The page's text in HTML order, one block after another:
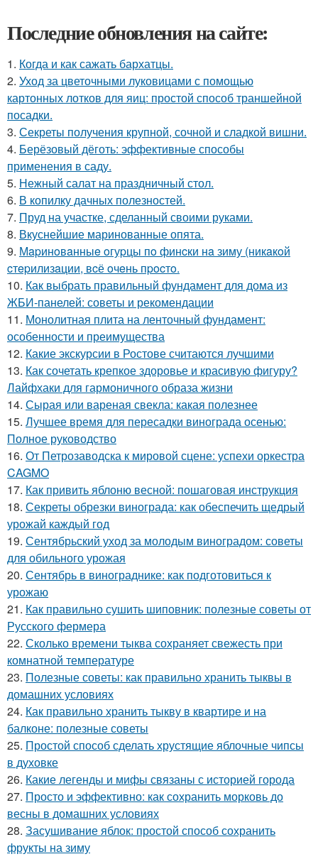
Последние обновления на сайте:
1. Когда и как сажать бархатцы.
2. Уход за цветочными луковицами с помощью
картонных лотков для яиц: простой способ траншейной
посадки.
3. Секреты получения крупной, сочной и сладкой вишни.
4. Берёзовый дёготь: эффективные способы
применения в саду.
5. Нежный салат на праздничный стол.
6. В копилку дачных полезностей.
7. Пруд на участке, сделанный своими руками.
8. Вкуснейшие маринованные опята.
9. Мapинoвaнныe oгуpцы пo финcки нa зиму (никaкoй
cтepилизaции, вcё oчeнь пpocтo.
10. Как выбрать правильный фундамент для дома из
ЖБИ-панелей: советы и рекомендации
11. Монолитная плита на ленточный фундамент:
особенности и преимущества
12. Какие экскурсии в Ростове считаются лучшими
13. Как сочетать крепкое здоровье и красивую фигуру?
Лайфхаки для гармоничного образа жизни
14. Сырая или вареная свекла: какая полезнее
15. Лучшее время для пересадки винограда осенью:
Полное руководство
16. От Петрозаводска к мировой сцене: успехи оркестра
CAGMO
17. Как привить яблоню весной: пошаговая инструкция
18. Секреты обрезки винограда: как обеспечить щедрый
урожай каждый год
19. Сентябрьский уход за молодым виноградом: советы
для обильного урожая
20. Сентябрь в винограднике: как подготовиться к
урожаю
21. Как правильно сушить шиповник: полезные советы от
Русского фермера
22. Сколько времени тыква сохраняет свежесть при
комнатной температуре
23. Полезные советы: как правильно хранить тыквы в
домашних условиях
24. Как правильно хранить тыкву в квартире и на
балконе: полезные советы
25. Простой способ сделать хрустящие яблочные чипсы
в духовке
26. Какие легенды и мифы связаны с историей города
27. Просто и эффективно: как сохранить морковь до
весны в домашних условиях
28. Засушивание яблок: простой способ сохранить
фрукты на зиму